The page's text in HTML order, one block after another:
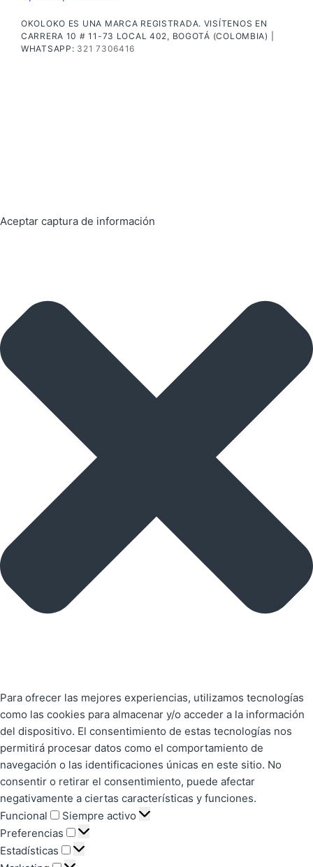
OKOLOKO ES UNA MARCA REGISTRADA. VISÍTENOS EN
CARRERA 10 # 11-73 LOCAL 402, BOGOTÁ (COLOMBIA) |
WHATSAPP: 321 7306416
Aceptar captura de información
Para ofrecer las mejores experiencias, utilizamos tecnologías
como las cookies para almacenar y/o acceder a la información
del dispositivo. El consentimiento de estas tecnologías nos
permitirá procesar datos como el comportamiento de
navegación o las identificaciones únicas en este sitio. No
consentir o retirar el consentimiento, puede afectar
negativamente a ciertas características y funciones.
Funcional
Siempre activo
Preferencias
Estadísticas